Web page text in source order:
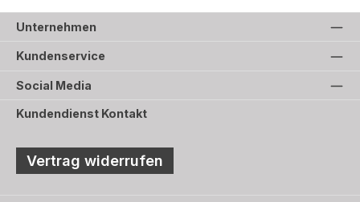
Unternehmen
Kundenservice
Social Media
Kundendienst Kontakt
Vertrag widerrufen